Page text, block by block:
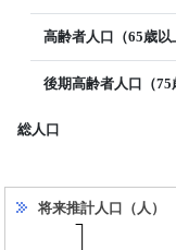
高齢者人口（65歳以
後期高齢者人口（75
総人口
将来推計人口（人）